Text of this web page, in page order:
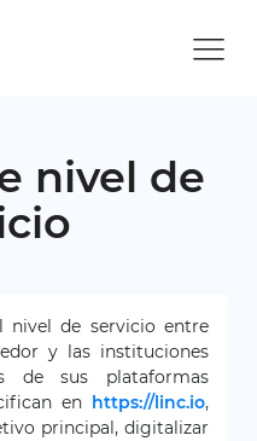
nivel de
nivel de servicio entre
y las instituciones
de sus plataformas
en https://linc.io,
principal, digitalizar